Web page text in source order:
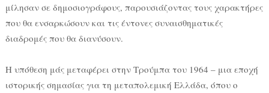
μίλησαν σε δημοσιογράφους, παρουσιάζοντας τους χαρακτήρες
που θα ενσαρκώσουν και τις έντονες συναισθηματικές
διαδρομές που θα διανύσουν.
Η υπόθεση μάς μεταφέρει στην Τρούμπα του 1964 – μια εποχή
ιστορικής σημασίας για τη μεταπολεμική Ελλάδα, όπου ο